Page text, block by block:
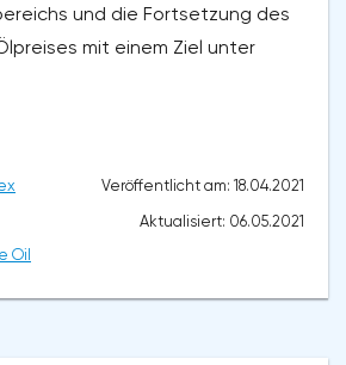
und die Fortsetzung des
mit einem Ziel unter
Veröffentlicht am: 18.04.2021
Aktualisiert: 06.05.2021
Oil